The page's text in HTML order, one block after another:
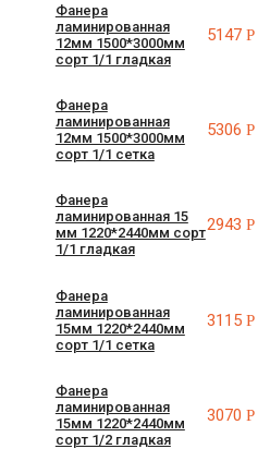
Фанера
ламинированная
12мм 1500*3000мм
сорт 1/1 гладкая
5147Р
Фанера
ламинированная
12мм 1500*3000мм
сорт 1/1 сетка
5306Р
Фанера
ламинированная 15
мм 1220*2440мм сорт
1/1 гладкая
2943Р
Фанера
ламинированная
15мм 1220*2440мм
сорт 1/1 сетка
3115Р
Фанера
ламинированная
15мм 1220*2440мм
сорт 1/2 гладкая
3070Р